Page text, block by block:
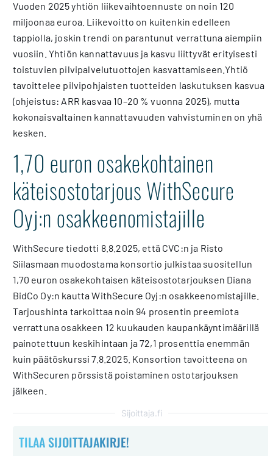
Vuoden 2025 yhtiön liikevaihtoennuste on noin 120
miljoonaa euroa. Liikevoitto on kuitenkin edelleen
tappiolla, joskin trendi on parantunut verrattuna aiempiin
vuosiin. Yhtiön kannattavuus ja kasvu liittyvät erityisesti
toistuvien pilvipalvelutuottojen kasvattamiseen.Yhtiö
tavoittelee pilvipohjaisten tuotteiden laskutuksen kasvua
(ohjeistus: ARR kasvaa 10–20 % vuonna 2025), mutta
kokonaisvaltainen kannattavuuden vahvistuminen on yhä
kesken.
1,70 euron osakekohtainen
käteisostotarjous WithSecure
Oyj:n osakkeenomistajille
WithSecure tiedotti 8.8.2025, että CVC:n ja Risto
Siilasmaan muodostama konsortio julkistaa suositellun
1,70 euron osakekohtaisen käteisostotarjouksen Diana
BidCo Oy:n kautta WithSecure Oyj:n osakkeenomistajille.
Tarjoushinta tarkoittaa noin 94 prosentin preemiota
verrattuna osakkeen 12 kuukauden kaupankäyntimäärillä
painotettuun keskihintaan ja 72,1 prosenttia enemmän
kuin päätöskurssi 7.8.2025. Konsortion tavoitteena on
WithSecuren pörssistä poistaminen ostotarjouksen
jälkeen.
Sijoittaja.fi
TILAA SIJOITTAJAKIRJE!